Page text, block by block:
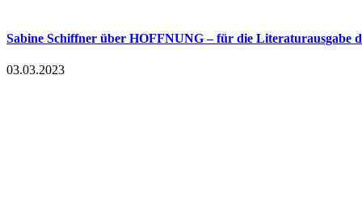
Sabine Schiffner über HOFFNUNG – für die
03.03.2023